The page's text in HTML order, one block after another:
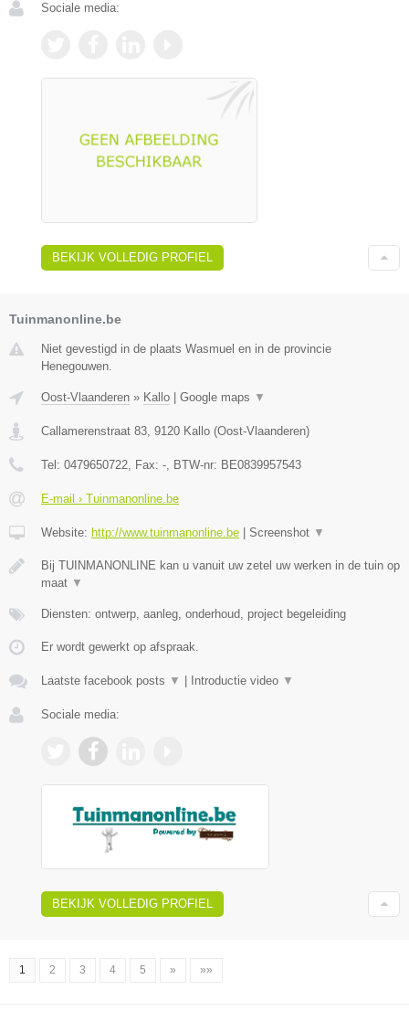
Sociale media:
BEKIJK VOLLEDIG PROFIEL
Tuinmanonline.be
Niet gevestigd in de plaats Wasmuel en in de provincie
Henegouwen.
Oost-Vlaanderen » Kallo Google maps ▼
Callamerenstraat 83 9120 Kallo (Oost-Vlaanderen)
Tel: 0479650722 , Fax: - , BTW-nr: BE0839957543
E-mail › Tuinmanonline.be
Website: http://www.tuinmanonline.be Screenshot ▼
Bij TUINMANONLINE kan u vanuit uw zetel uw werken in de tuin op
maat ▼
Diensten: ontwerp, aanleg, onderhoud, project begeleiding
Er wordt gewerkt op afspraak.
Laatste facebook posts ▼ Introductie video ▼
Sociale media:
BEKIJK VOLLEDIG PROFIEL
1 2 3 4 5 » »»